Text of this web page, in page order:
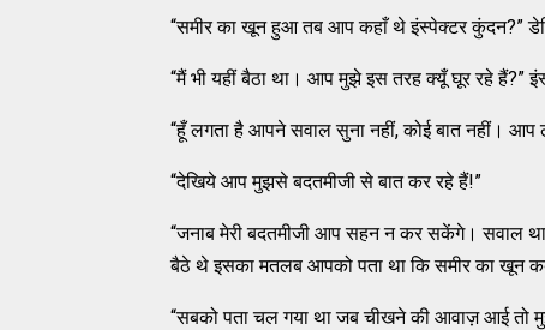
“समीर का खून हुआ तब आप कहाँ थे इंस्पेक्टर कुंदन?”
“मैं भी यहीं बैठा था। आप मुझे इस तरह क्यूँ घूर रहे हैं?”
“हूँ लगता है आपने सवाल सुना नहीं, कोई बात नहीं।
“देखिये आप मुझसे बदतमीजी से बात कर रहे हैं!”
“जनाब मेरी बदतमीजी आप सहन न कर सकेंगे। सवाल
बैठे थे इसका मतलब आपको पता था कि समीर का खून
“सबको पता चल गया था जब चीखने की आवाज़ आई तो